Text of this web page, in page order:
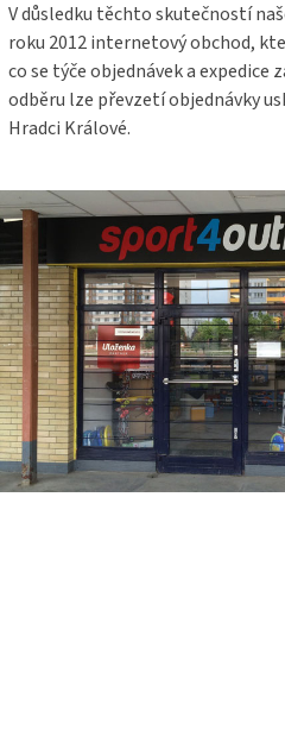
V důsledku těchto skutečností
roku 2012 internetový obchod,
co se týče objednávek a expedice
odběru lze převzetí objednávky
Hradci Králové.